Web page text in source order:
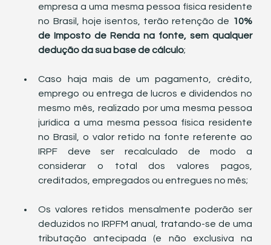
empresa a uma mesma pessoa física residente
no Brasil, hoje isentos, terão retenção de 10%
de Imposto de Renda na fonte, sem qualquer
dedução da sua base de cálculo;
Caso haja mais de um pagamento, crédito,
emprego ou entrega de lucros e dividendos no
mesmo mês, realizado por uma mesma pessoa
jurídica a uma mesma pessoa física residente
no Brasil, o valor retido na fonte referente ao
IRPF deve ser recalculado de modo a
considerar o total dos valores pagos,
creditados, empregados ou entregues no mês;
Os valores retidos mensalmente poderão ser
deduzidos no IRPFM anual, tratando-se de uma
tributação antecipada (e não exclusiva na